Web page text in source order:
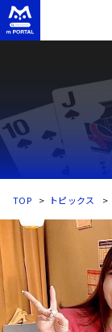
TOP トピックス